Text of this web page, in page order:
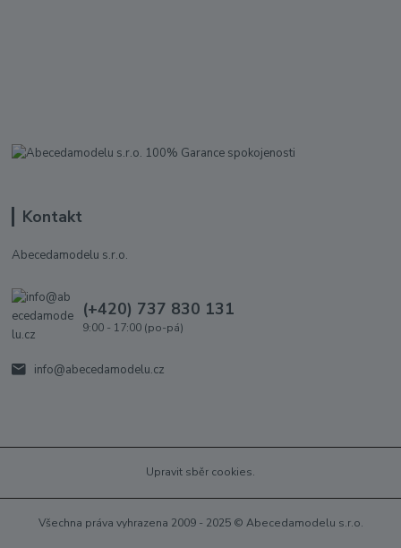
Kontakt
Abecedamodelu s.r.o.
(+420) 737 830 131
9:00 - 17:00 (po-pá)
info@abecedamodelu.cz
Upravit sběr cookies.
Všechna práva vyhrazena 2009 - 2025 © Abecedamodelu s.r.o.